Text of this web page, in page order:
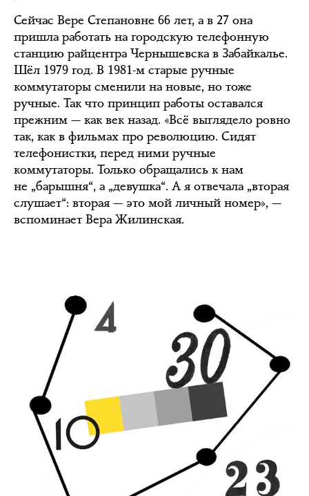
Сейчас Вере Степановне 66 лет, а в 27 она
пришла работать на городскую телефонную
станцию райцентра Чернышевска в Забайкалье.
Шёл 1979 год. В 1981-м старые ручные
коммутаторы сменили на новые, но тоже
ручные. Так что принцип работы оставался
прежним — как век назад. «Всё выглядело ровно
так, как в фильмах про революцию. Сидят
телефонистки, перед ними ручные
коммутаторы. Только обращались к нам
не „барышня“, а „девушка“. А я отвечала „вторая
слушает“: вторая — это мой личный номер», —
вспоминает Вера Жилинская.